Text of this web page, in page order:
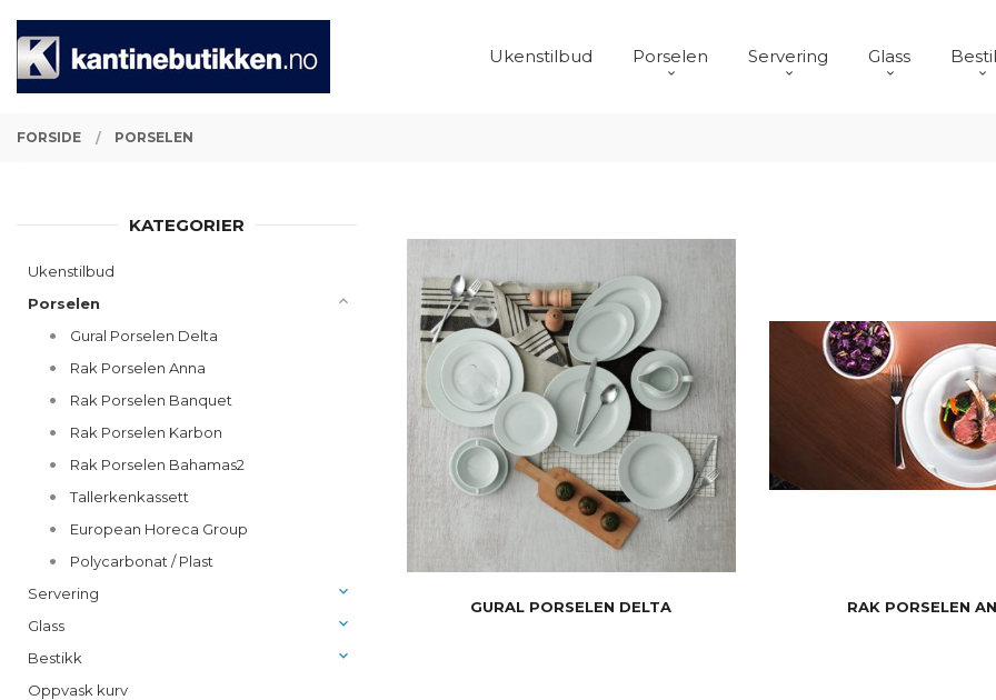
innholdet
PRODUKTER
Ukenstilbud Porselen Servering Glass
Lukk
FORSIDE PORSELEN
GURAL PORSELEN DELTA RAK PORSELEN
KATEGORIER
Ukenstilbud
Porselen
Gural Porselen Delta
Rak Porselen Anna
Rak Porselen Banquet
Rak Porselen Karbon
Rak Porselen Bahamas2
Tallerkenkassett
European Horeca Group
Polycarbonat / Plast
Servering
Glass
Bestikk
Oppvask kurv